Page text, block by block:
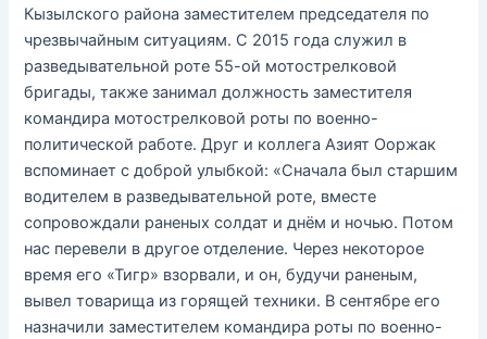
Кызылского района заместителем председателя по
чрезвычайным ситуациям. С 2015 года служил в
разведывательной роте 55-ой мотострелковой
бригады, также занимал должность заместителя
командира мотострелковой роты по военно-
политической работе. Друг и коллега Азият Ооржак
вспоминает с доброй улыбкой: «Сначала был старшим
водителем в разведывательной роте, вместе
сопровождали раненых солдат и днём и ночью. Потом
нас перевели в другое отделение. Через некоторое
время его «Тигр» взорвали, и он, будучи раненым,
вывел товарища из горящей техники. В сентябре его
назначили заместителем командира роты по военно-